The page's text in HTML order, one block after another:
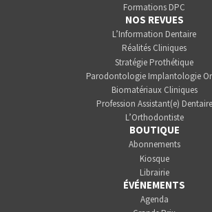
Formations DPC
NOS REVUES
L’Information Dentaire
Réalités Cliniques
Stratégie Prothétique
Parodontologie Implantologie
Biomatériaux Cliniques
Profession Assistant(e) Dentaire
L’Orthodontiste
BOUTIQUE
Abonnements
Kiosque
Librairie
ÉVÉNEMENTS
Agenda